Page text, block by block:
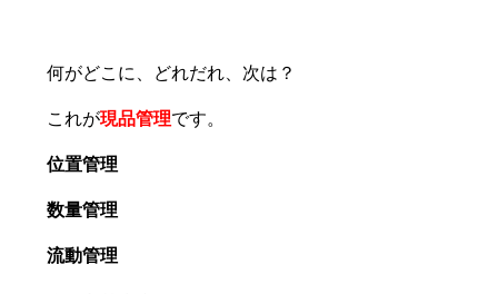
何がどこに、どれだれ、次は？
これが現品管理です。
位置管理
数量管理
流動管理